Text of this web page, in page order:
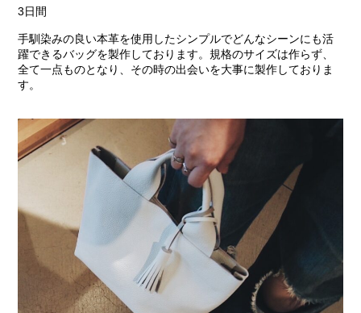
3日間
手馴染みの良い本革を使用したシンプルでどんなシーンにも活
躍できるバッグを製作しております。規格のサイズは作らず、
全て一点ものとなり、その時の出会いを大事に製作しておりま
す。